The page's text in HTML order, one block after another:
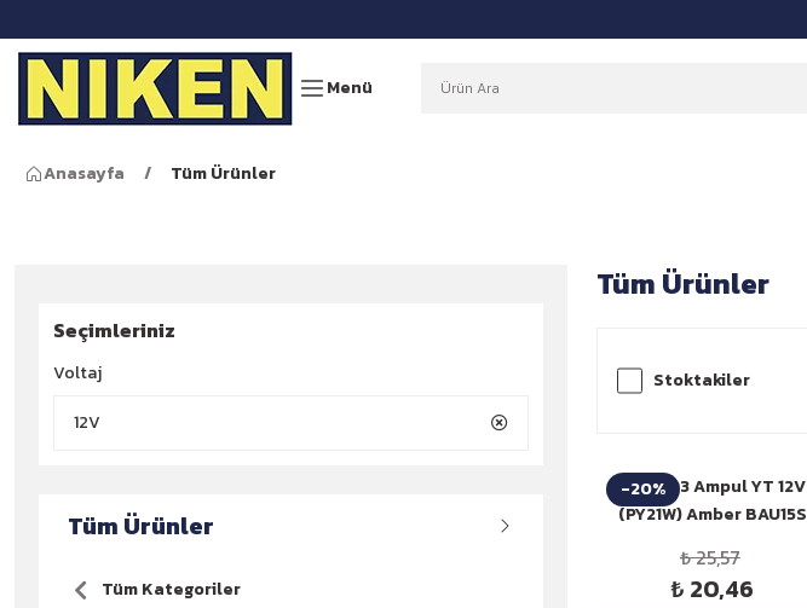
Menü
Anasayfa Tüm Ürünler
Seçimleriniz
Voltaj
12V
Tüm Ürünler
Tüm Kategoriler
Tüm Ürünler
Stoktakiler
-20%
Niken 93 Ampul YT 12V
(PY21W) Amber BAU15S
₺ 25,57
₺ 20,46